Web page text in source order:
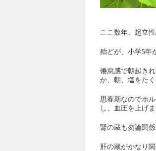
ここ数年、起立
殆どが、小学5年
倦怠感で朝起き
か、朝、塩をた
思春期なのでホ
し、血圧を上げま
腎の蔵も勿論関
肝の蔵がかなり